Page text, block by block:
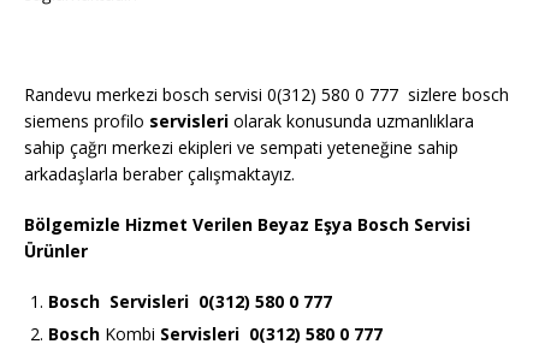
Randevu merkezi bosch servisi 0(312) 580 0 777 sizlere bosch
siemens profilo servisleri olarak konusunda uzmanlıklara
sahip çağrı merkezi ekipleri ve sempati yeteneğine sahip
arkadaşlarla beraber çalışmaktayız.
Bölgemizle Hizmet Verilen Beyaz Eşya Bosch Servisi
Ürünler
Bosch Servisleri 0(312) 580 0 777
Bosch Kombi Servisleri 0(312) 580 0 777